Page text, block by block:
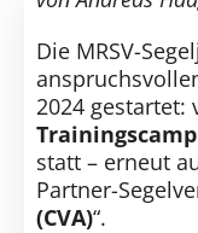
SUCHE
NACH:
Die MRSV-
2024 gestartet:
statt – erneut
Partner-
(CVA)“.